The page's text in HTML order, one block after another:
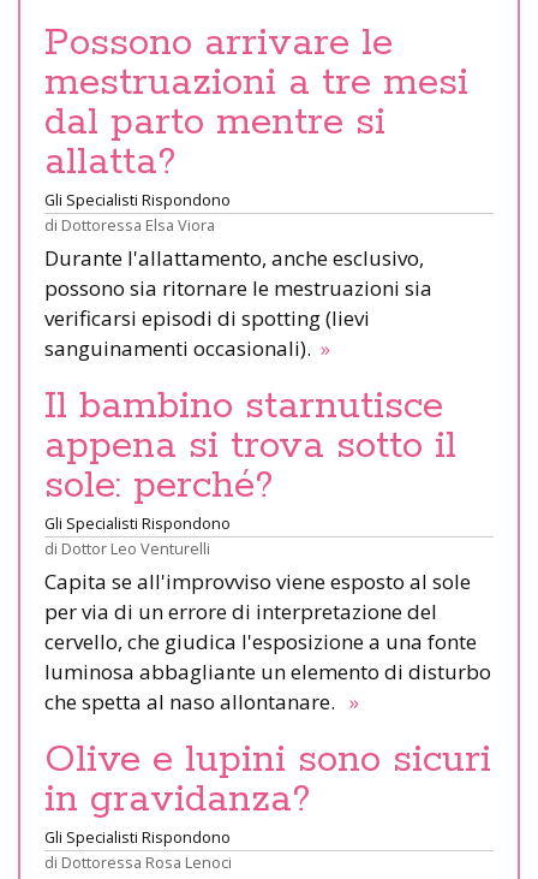
Possono arrivare le
mestruazioni a tre mesi
dal parto mentre si
allatta?
Gli Specialisti Rispondono
di Dottoressa Elsa Viora
Durante l'allattamento, anche esclusivo,
possono sia ritornare le mestruazioni sia
verificarsi episodi di spotting (lievi
sanguinamenti occasionali). »
Il bambino starnutisce
appena si trova sotto il
sole: perché?
Gli Specialisti Rispondono
di Dottor Leo Venturelli
Capita se all'improvviso viene esposto al sole
per via di un errore di interpretazione del
cervello, che giudica l'esposizione a una fonte
luminosa abbagliante un elemento di disturbo
che spetta al naso allontanare. »
Olive e lupini sono sicuri
in gravidanza?
Gli Specialisti Rispondono
di Dottoressa Rosa Lenoci